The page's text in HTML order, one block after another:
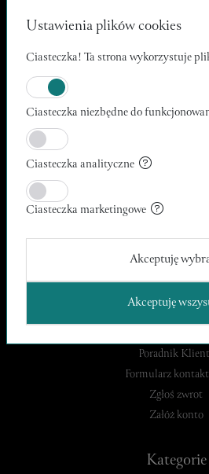
Dla artystów i
Najczęstsze
Poradnik
Sztuka i rękodzieło – jak
Kontakt dla
Dla
Oferta
Poradnik
Formularz
Zgłoś zwrot
Załóż konto
Kategorie
Ustawienia plików cookies
Ciasteczka! Ta strona wykorzystuje
Ciasteczka niezbędne do
Ciasteczka analityczne
Ciasteczka marketingowe
Akceptuję
Akceptuję